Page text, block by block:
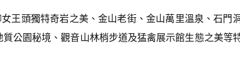
王頭獨特奇岩之美、金山老街、金山萬里溫泉、石門
公園秘境、觀音山林梢步道及猛禽展示館生態之美等